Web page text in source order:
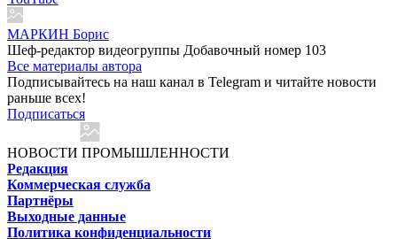
МАРКИН Борис
Шеф-редактор видеогруппы Добавочный номер 103
Все материалы автора
Подписывайтесь на наш канал в Telegram и читайте новости
раньше всех!
Подписаться
НОВОСТИ ПРОМЫШЛЕННОСТИ
Редакция
Коммерческая служба
Партнёры
Выходные данные
Политика конфиденциальности